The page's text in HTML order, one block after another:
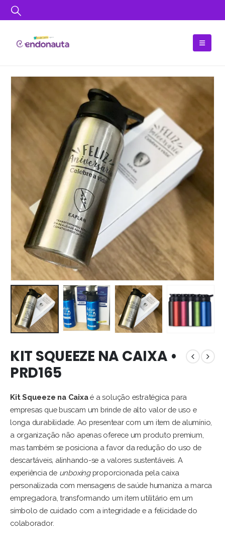
KIT SQUEEZE NA CAIXA •
PRD165
Kit Squeeze na Caixaé a solução estratégica para
empresas que buscam um brinde de alto valor de uso e
longa durabilidade. Ao presentear com um item de alumínio,
a organização não apenas oferece um produto premium,
mas também se posiciona a favor da redução do uso de
descartáveis, alinhando-se a valores sustentáveis. A
experiência de unboxingproporcionada pela caixa
personalizada com mensagens de saúde humaniza a marca
empregadora, transformando um item utilitário em um
símbolo de cuidado com a integridade e a felicidade do
colaborador.